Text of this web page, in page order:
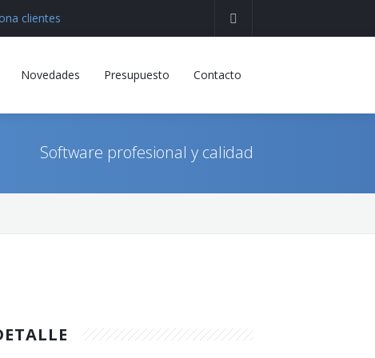
clientes
Novedades Presupuesto Contacto
Software profesional y calidad